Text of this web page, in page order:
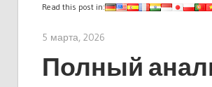
Scrum,
More
Read this post in:
5 марта, 2026
Полный